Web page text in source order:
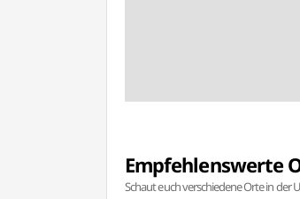
Empfehlenswerte
Schaut euch verschiedene Orte in